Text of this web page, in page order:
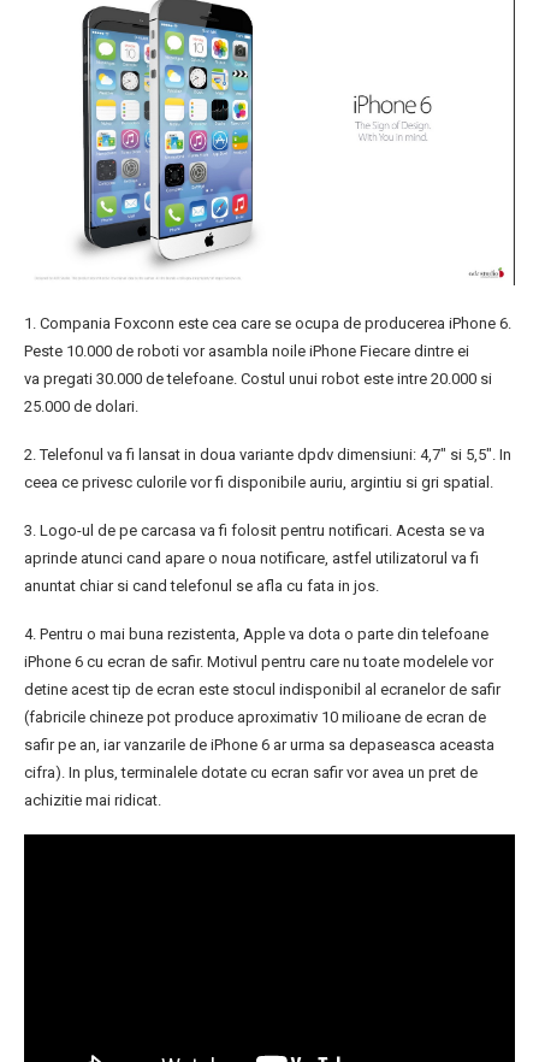
1. Compania Foxconn este cea care se ocupa de producerea iPhone 6.
Peste 10.000 de roboti vor asambla noile iPhone Fiecare dintre ei
va pregati 30.000 de telefoane. Costul unui robot este intre 20.000 si
25.000 de dolari.
2. Telefonul va fi lansat in doua variante dpdv dimensiuni: 4,7″ si 5,5″. In
ceea ce privesc culorile vor fi disponibile auriu, argintiu si gri spatial.
3. Logo-ul de pe carcasa va fi folosit pentru notificari. Acesta se va
aprinde atunci cand apare o noua notificare, astfel utilizatorul va fi
anuntat chiar si cand telefonul se afla cu fata in jos.
4. Pentru o mai buna rezistenta, Apple va dota o parte din telefoane
iPhone 6 cu ecran de safir. Motivul pentru care nu toate modelele vor
detine acest tip de ecran este stocul indisponibil al ecranelor de safir
(fabricile chineze pot produce aproximativ 10 milioane de ecran de
safir pe an, iar vanzarile de iPhone 6 ar urma sa depaseasca aceasta
cifra). In plus, terminalele dotate cu ecran safir vor avea un pret de
achizitie mai ridicat.